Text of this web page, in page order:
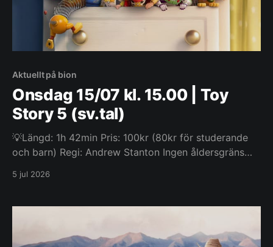
Aktuellt på bion
Onsdag 15/07 kl. 15.00 | Toy
Story 5 (sv.tal)
💡Längd: 1h 42min Pris: 100kr (80kr för studerande
och barn) Regi: Andrew Stanton Ingen åldersgräns
present och blir besatt av den blir Buzz, Woody,
svårare när de ställs öga mot öga med ett helt
5 jul 2026